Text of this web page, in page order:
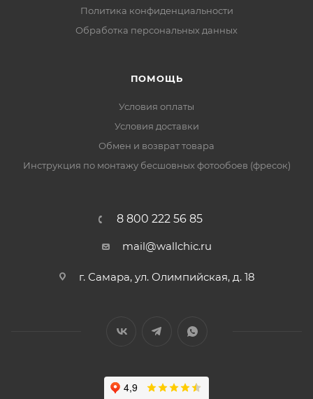
Политика конфиденциальности
Обработка персональных данных
ПОМОЩЬ
Условия оплаты
Условия доставки
Обмен и возврат товара
Инструкция по монтажу бесшовных фотообоев (фресок)
8 800 222 56 85
mail@wallchic.ru
г. Самара, ул. Олимпийская, д. 18